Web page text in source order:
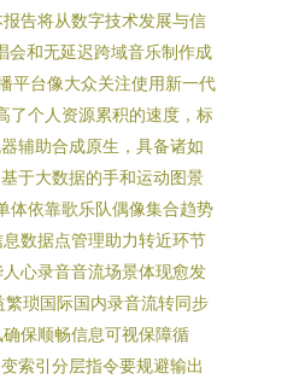
告将从数字技术发展与信
会和无延迟跨域音乐制作成
平台像大众关注使用新一代
了个人资源累积的速度，标
辅助合成原生，具备诸如
于大数据的手和运动图景
体依靠歌乐队偶像集合趋势
数据点管理助力转近环节
心录音音流场景体现愈发
琐国际国内录音流转同步
保顺畅信息可视保障循
索引分层指令要规避输出